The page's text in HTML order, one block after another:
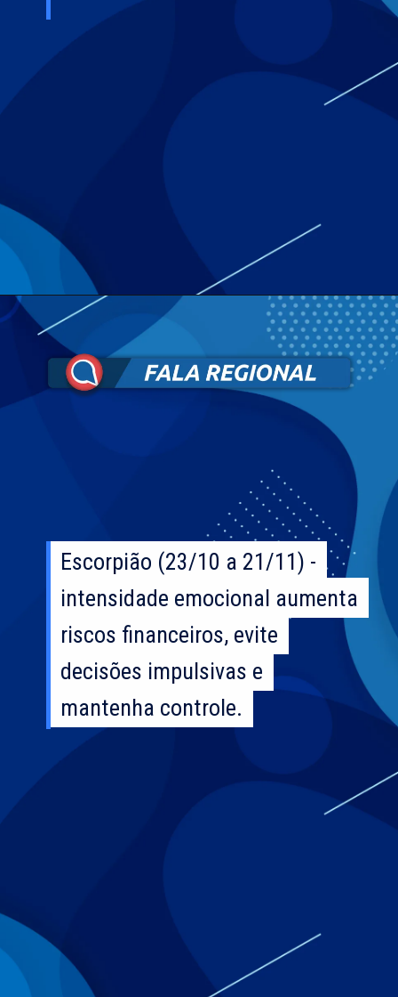
Escorpião (23/10 a 21/11) -
intensidade emocional aumenta
riscos financeiros, evite
decisões impulsivas e
mantenha controle.
Escorpião (23/10 a 21/11) -
intensidade emocional aumenta
riscos financeiros, evite
decisões impulsivas e
mantenha controle.